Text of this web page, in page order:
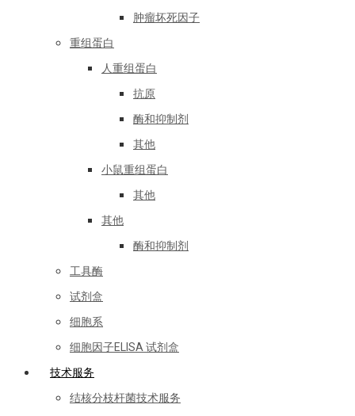
肿瘤坏死因子
重组蛋白
人重组蛋白
抗原
酶和抑制剂
其他
小鼠重组蛋白
其他
其他
酶和抑制剂
工具酶
试剂盒
细胞系
细胞因子ELISA 试剂盒
技术服务
结核分枝杆菌技术服务